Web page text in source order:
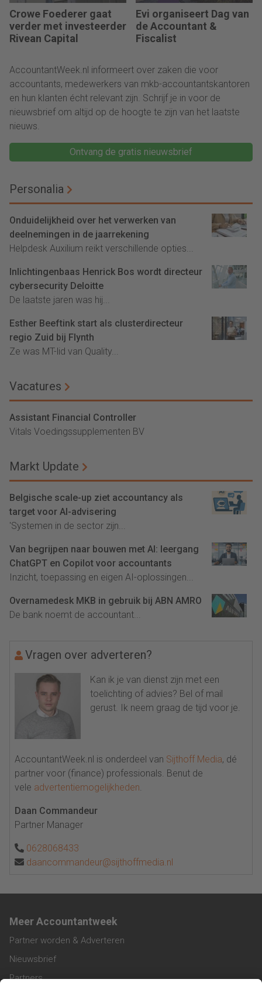
Crowe Foederer gaat
verder met investeerder
Rivean Capital
Evi organiseert Dag van
de Accountant &
Fiscalist
AccountantWeek.nl informeert over zaken die voor
accountants, medewerkers van mkb-accountantskantoren
en hun klanten écht relevant zijn. Schrijf je in voor de
nieuwsbrief om altijd op de hoogte te zijn van het laatste
nieuws.
Ontvang de gratis nieuwsbrief
Personalia
Onduidelijkheid over het verwerken van
deelnemingen in de jaarrekening
Helpdesk Auxilium reikt verschillende opties...
Inlichtingenbaas Henrick Bos wordt directeur
cybersecurity Deloitte
De laatste jaren was hij...
Esther Beeftink start als clusterdirecteur
regio Zuid bij Flynth
Ze was MT-lid van Quality...
Vacatures
Assistant Financial Controller
Vitals Voedingssupplementen BV
Markt Update
Belgische scale-up ziet accountancy als
target voor AI-advisering
'Systemen in de sector zijn...
Van begrijpen naar bouwen met AI: leergang
ChatGPT en Copilot voor accountants
Inzicht, toepassing en eigen AI-oplossingen...
Overnamedesk MKB in gebruik bij ABN AMRO
De bank noemt de accountant...
Vragen over adverteren?
Kan ik je van dienst zijn met een
toelichting of advies? Bel of mail
gerust. Ik neem graag de tijd voor je.
AccountantWeek.nl is onderdeel van Sijthoff Media, dé
partner voor (finance) professionals. Benut de
vele advertentiemogelijkheden.
Daan Commandeur
Partner Manager
0628068433
daancommandeur@sijthoffmedia.nl
Meer Accountantweek
Partner worden & Adverteren
Nieuwsbrief
Partners